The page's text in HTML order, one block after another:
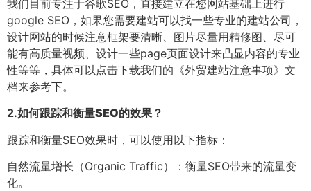
我们目前专注于谷歌SEO，直接建立在您网站基础上进行
google SEO，如果您需要建站可以找一些专业的建站公司，
设计网站的时候注意框架要清晰、图片尽量用精修图、尽可
能有高质量视频、设计一些page页面设计来凸显内容的专业
性等等，具体可以点击下载我们的《外贸建站注意事项》文
档来参考下。
2.如何跟踪和衡量SEO的效果？
跟踪和衡量SEO效果时，可以使用以下指标：
自然流量增长（Organic Traffic）：衡量SEO带来的流量变
化。